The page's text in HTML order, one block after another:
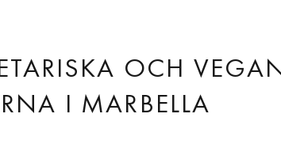
OCH
I MARBELLA